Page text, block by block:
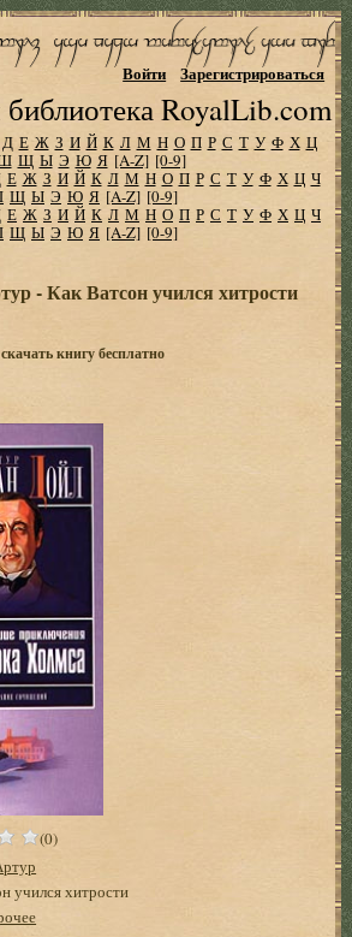
RoyalLib.com
Войти Зарегистрироваться
Д Е Ж З И Й К Л М Н О П Р С Т У Ф Х Ц
Щ Ы Э Ю Я [A-Z] [0-9]
Е Ж З И Й К Л М Н О П Р С Т У Ф Х Ц Ч
Щ Ы Э Ю Я [A-Z] [0-9]
Е Ж З И Й К Л М Н О П Р С Т У Ф Х Ц Ч
Щ Ы Э Ю Я [A-Z] [0-9]
- Как Ватсон учился хитрости
скачать книгу бесплатно
(0)
учился хитрости